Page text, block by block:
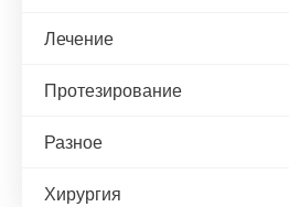
Лечение
Протезирование
Разное
Хирургия